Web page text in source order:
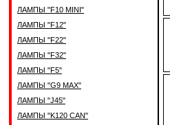
ЛАМПЫ "F10 MINI"
ЛАМПЫ "F12"
ЛАМПЫ "F22"
ЛАМПЫ "F32"
ЛАМПЫ "F5"
ЛАМПЫ "G9 MAX"
ЛАМПЫ "J45"
ЛАМПЫ "K120 CAN"